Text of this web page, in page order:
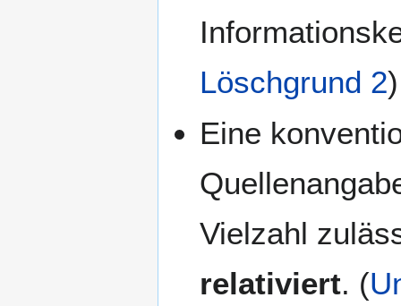
Löschgrund 2)
Eine
Vielzahl
relativiert. (